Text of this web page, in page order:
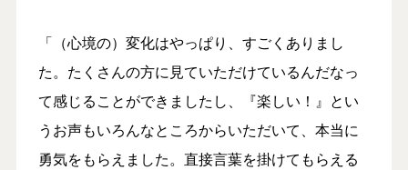
「（心境の）変化はやっぱり、すごくありまし
た。たくさんの方に見ていただけているんだなっ
て感じることができましたし、『楽しい！』とい
うお声もいろんなところからいただいて、本当に
勇気をもらえました。直接言葉を掛けてもらえる